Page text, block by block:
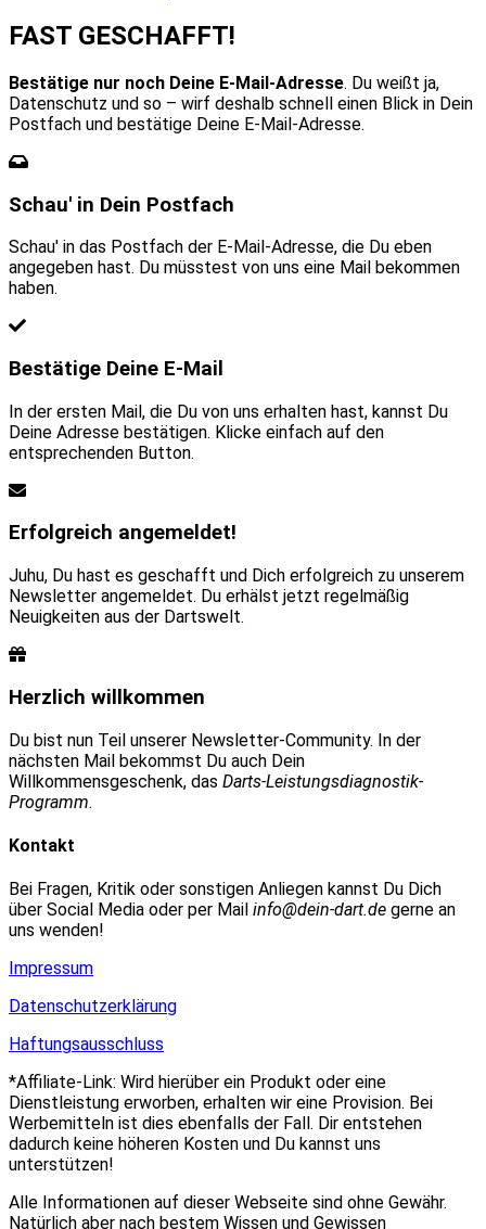
FAST GESCHAFFT!
Bestätige nur noch Deine E-Mail-Adresse. Du weißt ja,
Datenschutz und so – wirf deshalb schnell einen Blick in Dein
Postfach und bestätige Deine E-Mail-Adresse.
Schau' in Dein Postfach
Schau' in das Postfach der E-Mail-Adresse, die Du eben
angegeben hast. Du müsstest von uns eine Mail bekommen
haben.
Bestätige Deine E-Mail
In der ersten Mail, die Du von uns erhalten hast, kannst Du
Deine Adresse bestätigen. Klicke einfach auf den
entsprechenden Button.
Erfolgreich angemeldet!
Juhu, Du hast es geschafft und Dich erfolgreich zu unserem
Newsletter angemeldet. Du erhälst jetzt regelmäßig
Neuigkeiten aus der Dartswelt.
Herzlich willkommen
Du bist nun Teil unserer Newsletter-Community. In der
nächsten Mail bekommst Du auch Dein
Willkommensgeschenk, das Darts-Leistungsdiagnostik-
Programm.
Kontakt
Bei Fragen, Kritik oder sonstigen Anliegen kannst Du Dich
über Social Media oder per Mail info@dein-dart.de gerne an
uns wenden!
Impressum
Datenschutzerklärung
Haftungsausschluss
*Affiliate-Link: Wird hierüber ein Produkt oder eine
Dienstleistung erworben, erhalten wir eine Provision. Bei
Werbemitteln ist dies ebenfalls der Fall. Dir entstehen
dadurch keine höheren Kosten und Du kannst uns
unterstützen!
Alle Informationen auf dieser Webseite sind ohne Gewähr.
Natürlich aber nach bestem Wissen und Gewissen